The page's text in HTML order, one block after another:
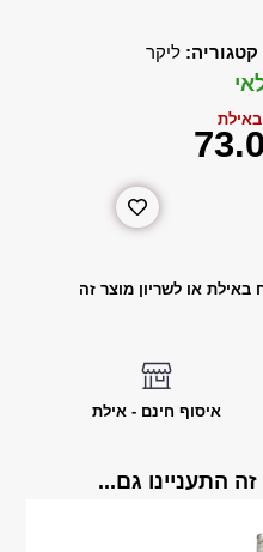
קטגוריה: ליקר
באילת או לשריון מוצר זה
איסוף חינם - אילת
התעניינו גם...